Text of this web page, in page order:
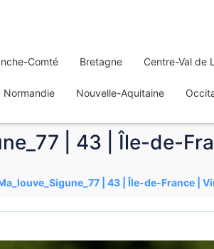
Comté Bretagne Centre-Val de
Normandie Nouvelle-Aquitaine
| 43 | Île-de-
| 43 | Île-de-France |